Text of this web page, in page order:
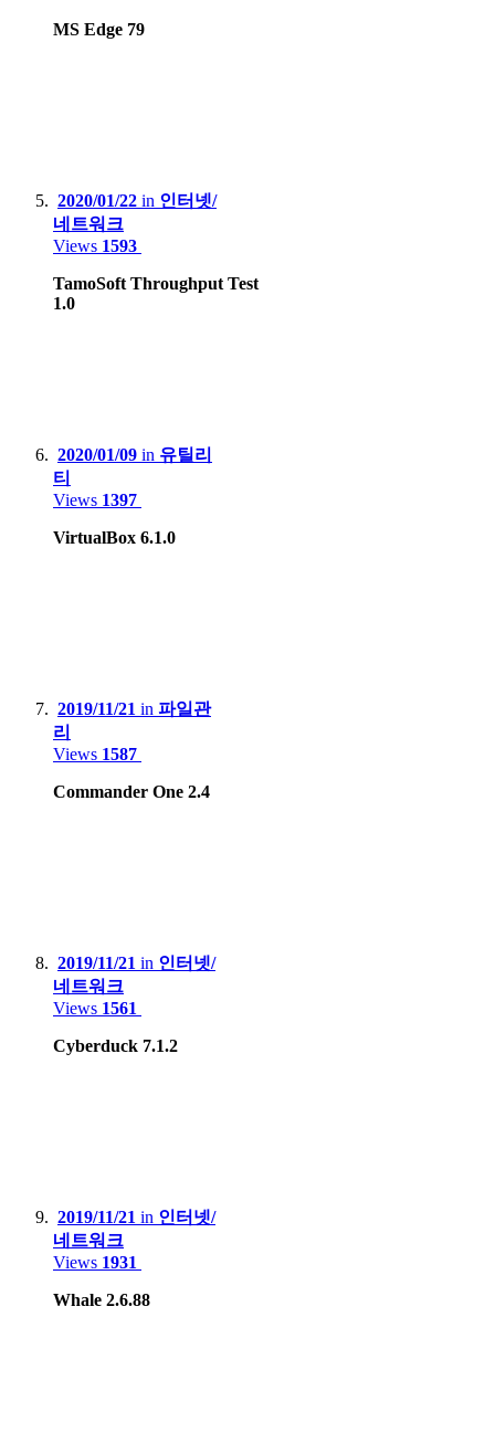
HardKernel Odrid Go Advance Black Edition
Gamepark GP2X-F100
Valve Steam deck LCD
MS Edge 79
2020/01/22 in 인터넷/
네트워크
Views 1593
TamoSoft Throughput Test
1.0
2020/01/09 in 유틸리
티
Views 1397
VirtualBox 6.1.0
2019/11/21 in 파일관
리
Views 1587
Commander One 2.4
2019/11/21 in 인터넷/
네트워크
Views 1561
Cyberduck 7.1.2
2019/11/21 in 인터넷/
네트워크
Views 1931
Whale 2.6.88